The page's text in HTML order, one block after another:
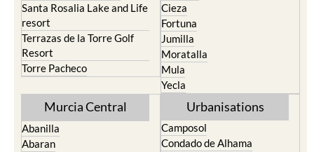
Santa Rosalia Lake and Life
resort
Terrazas de la Torre Golf
Resort
Torre Pacheco
Cieza
Fortuna
Jumilla
Moratalla
Mula
Yecla
Murcia Central
Abanilla
Abaran
Urbanisations
Camposol
Condado de Alhama